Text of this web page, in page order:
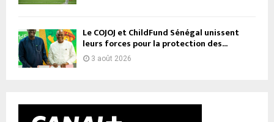
Le COJOJ et ChildFund Sénégal unissent
leurs forces pour la protection des...
3 août 2026